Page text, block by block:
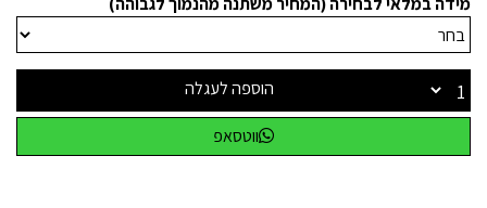
הוספה לעגלה
ווטסאפ